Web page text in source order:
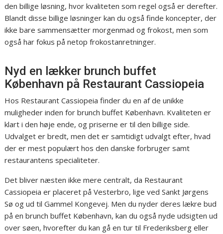
den billige løsning, hvor kvaliteten som regel også er derefter.
Blandt disse billige løsninger kan du også finde koncepter, der
ikke bare sammensætter morgenmad og frokost, men som
også har fokus på netop frokostanretninger.
Nyd en lækker brunch buffet
København på Restaurant Cassiopeia
Hos Restaurant Cassiopeia finder du en af de unikke
muligheder inden for brunch buffet København. Kvaliteten er
klart i den høje ende, og priserne er til den billige side.
Udvalget er bredt, men det er samtidigt udvalgt efter, hvad
der er mest populært hos den danske forbruger samt
restaurantens specialiteter.
Det bliver næsten ikke mere centralt, da Restaurant
Cassiopeia er placeret på Vesterbro, lige ved Sankt Jørgens
Sø og ud til Gammel Kongevej. Men du nyder deres lækre bud
på en brunch buffet København, kan du også nyde udsigten ud
over søen, hvorefter du kan gå en tur til Frederiksberg eller